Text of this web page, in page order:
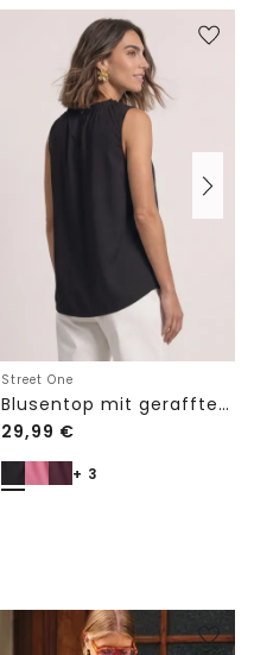
Street One
Blusentop mit gerafftem Rundhals
29,99 €
+ 3